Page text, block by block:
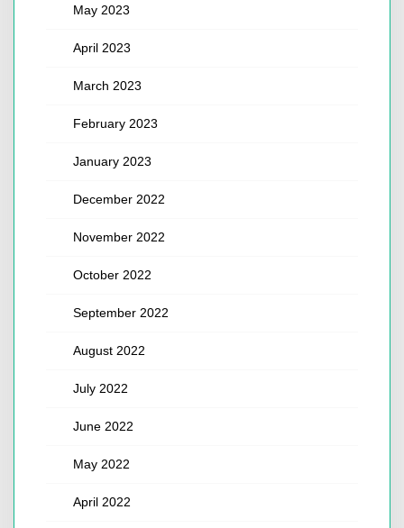
May 2023
April 2023
March 2023
February 2023
January 2023
December 2022
November 2022
October 2022
September 2022
August 2022
July 2022
June 2022
May 2022
April 2022